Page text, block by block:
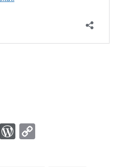
EmailWordPress